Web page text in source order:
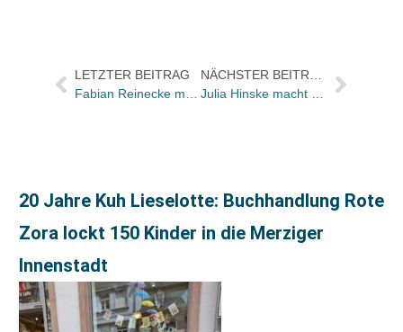
LETZTER BEITRAG
Fabian Reinecke macht Vertrieb und Marketing für Verlagshaus Römerweg
NÄCHSTER BEITRAG
Julia Hinske macht Presse für Elsengold
20 Jahre Kuh Lieselotte: Buchhandlung Rote
Zora lockt 150 Kinder in die Merziger
Innenstadt